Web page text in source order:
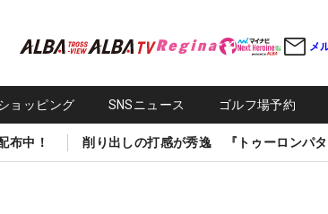
メ
ョッピング SNSニュース ゴルフ場予約
布中！ 削り出しの打感が秀逸 『トゥーロンパタ